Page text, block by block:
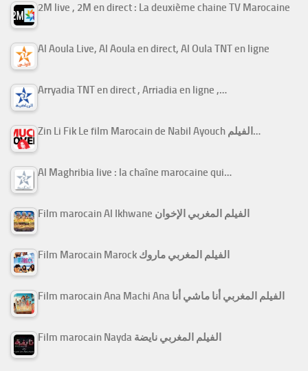
2M live , 2M en direct : La deuxième chaine TV Marocaine
Al Aoula Live, Al Aoula en direct, Al Oula TNT en ligne
Arryadia TNT en direct , Arriadia en ligne ,…
Zin Li Fik Le film Marocain de Nabil Ayouch الفيلم…
Al Maghribia live : la chaîne marocaine qui…
Film marocain Al Ikhwane الفيلم المغربي الإخوان
Film Marocain Marock الفيلم المغربي ماروك
Film marocain Ana Machi Ana الفيلم المغربي أنا ماشي أنا
Film marocain Nayda الفيلم المغربي نايضة